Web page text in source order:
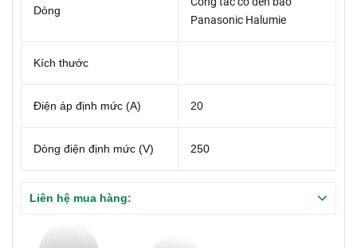
Dòng
Panasonic Halumie
Kích thước
Điện áp định mức (A) 20
Dòng điện định mức (V) 250
Liên hệ mua hàng: